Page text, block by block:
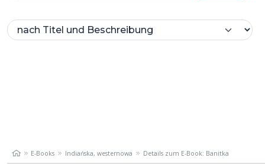
E-Books Indiańska, westernowa Details zum E-Book: Banitka